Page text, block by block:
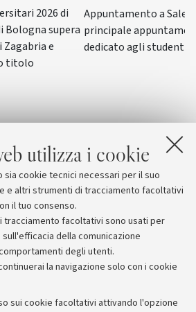
utilizza i cookie
cookie tecnici necessari per il suo
e altri strumenti di tracciamento facoltativi
il tuo consenso.
tracciamento facoltativi sono usati per
della comunicazione
degli utenti.
la navigazione solo con i cookie
sui cookie facoltativi attivando l'opzione
2026 di
Bologna supera
e
titolo
Appuntamento a
principale
dedicato agli
Archivio